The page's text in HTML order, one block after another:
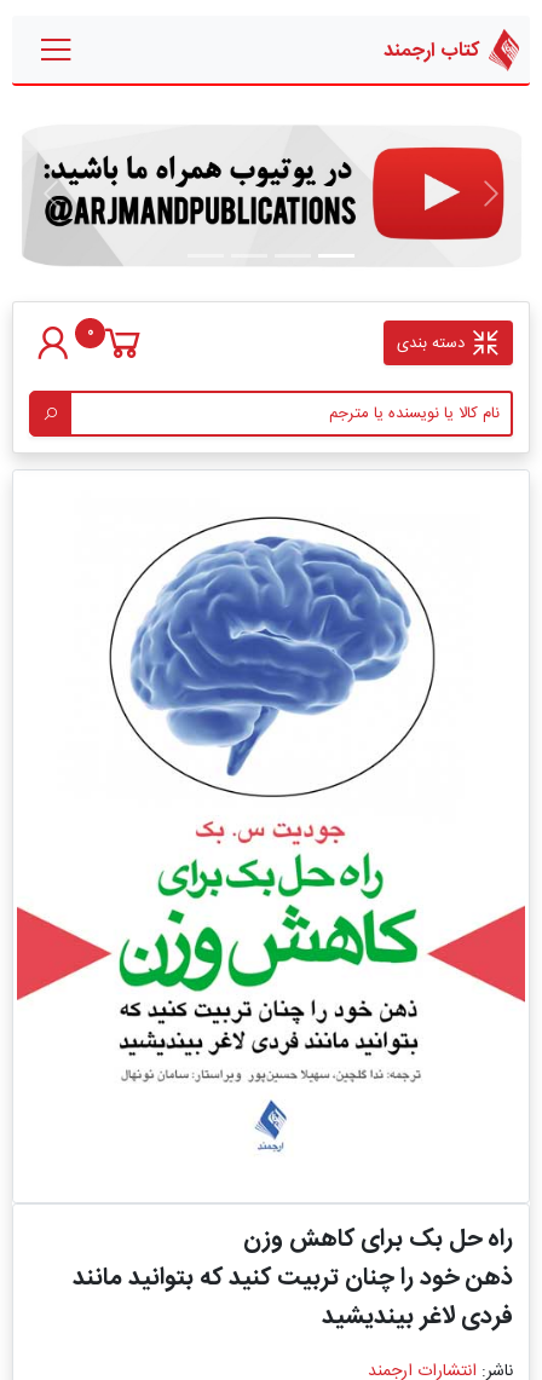
کتاب ارجمند
قبلی بعدی
دسته بندی 0
راه حل بک برای کاهش وزن
ذهن خود را چنان تربیت کنید که بتوانید مانند
فردی لاغر بیندیشید
ناشر: انتشارات ارجمند